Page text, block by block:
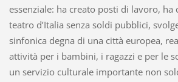
essenziale: ha creato posti di lavoro,
teatro d’Italia senza soldi pubblici,
sinfonica degna di una città europea,
attività per i bambini, i ragazzi e per le
un servizio culturale importante non